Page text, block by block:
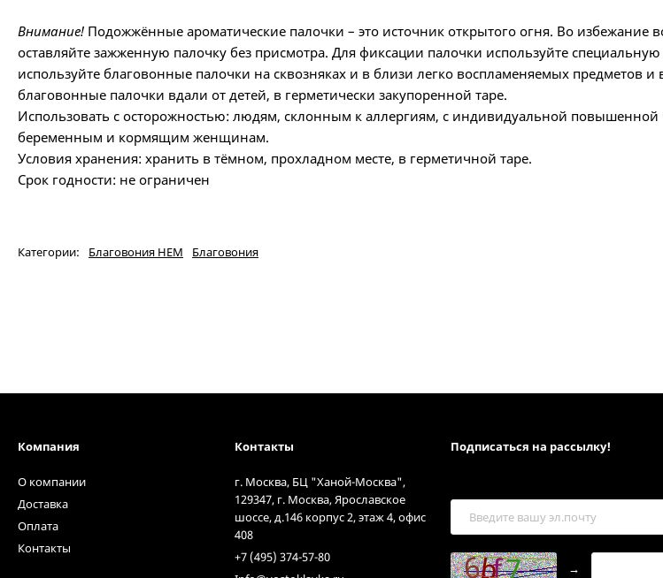
Внимание! Подожжённые ароматические палочки – это источник открытого огня. Во избежание
оставляйте зажженную палочку без присмотра. Для фиксации палочки используйте специальную
используйте благовонные палочки на сквозняках и в близи легко воспламеняемых предметов и
благовонные палочки вдали от детей, в герметически закупоренной таре.
Использовать с осторожностью: людям, склонным к аллергиям, с индивидуальной повышенной
беременным и кормящим женщинам.
Условия хранения: хранить в тёмном, прохладном месте, в герметичной таре.
Срок годности: не ограничен
Категории: Благовония HEM Благовония
Компания
О компании
Доставка
Оплата
Контакты
Контакты
г. Москва, БЦ "Ханой-Москва",
129347, г. Москва, Ярославское
шоссе, д.146 корпус 2, этаж 4, офис
408
+7 (495) 374-57-80
Подписаться на рассылкy!
→